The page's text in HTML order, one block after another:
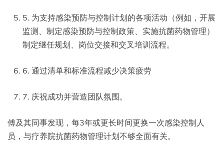
5. 为支持感染预防与控制计划的各项活动（例如，开展
监测、制定感染预防与控制政策、实施抗菌药物管理）
制定继任规划、岗位交接和交叉培训流程。
6. 通过清单和标准流程减少决策疲劳
7. 庆祝成功并营造团队氛围。
傅及其同事发现，每3年或更长时间更换一次感染控制人
员，与疗养院抗菌药物管理计划不够全面有关。